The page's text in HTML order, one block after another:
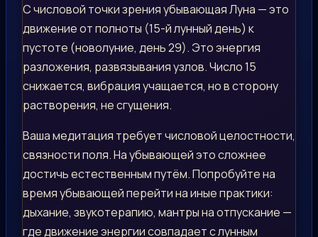
С числовой точки зрения убывающая Луна — это
движение от полноты (15-й лунный день) к
пустоте (новолуние, день 29). Это энергия
разложения, развязывания узлов. Число 15
снижается, вибрация учащается, но в сторону
растворения, не сгущения.
Ваша медитация требует числовой целостности,
связности поля. На убывающей это сложнее
достичь естественным путём. Попробуйте на
время убывающей перейти на иные практики:
дыхание, звукотерапию, мантры на отпускание —
где движение энергии совпадает с лунным